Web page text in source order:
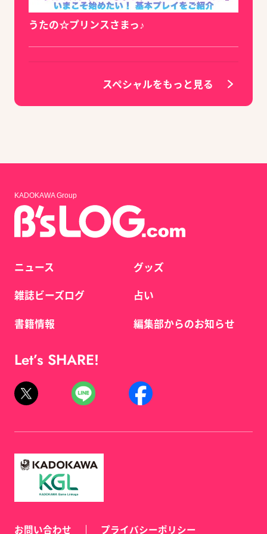
うたの☆プリンスさまっ♪
スペシャルをもっと見る
KADOKAWA Group
ニュース
雑誌ビーズログ
書籍情報
グッズ
占い
編集部からのお知らせ
Let’s SHARE!
お問い合わせ プライバシーポリシー